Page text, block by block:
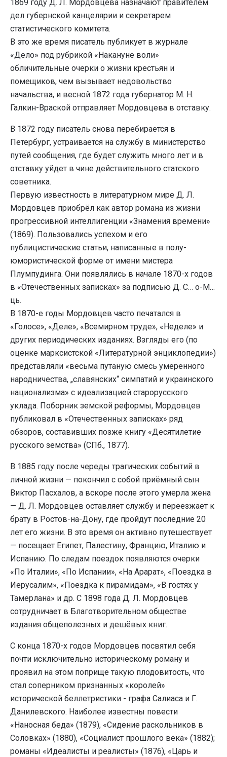
1869 году Д. Л. Мордовцева назначают правителем
дел губернской канцелярии и секретарем
статистического комитета.
В это же время писатель публикует в журнале
«Дело» под рубрикой «Накануне воли»
обличительные очерки о жизни крестьян и
помещиков, чем вызывает недовольство
начальства, и весной 1872 года губернатор М. Н.
Галкин-Враской отправляет Мордовцева в отставку.
В 1872 году писатель снова перебирается в
Петербург, устраивается на службу в министерство
путей сообщения, где будет служить много лет и в
отставку уйдет в чине действительного статского
советника.
Первую известность в литературном мире Д. Л.
Мордовцев приобрёл как автор романа из жизни
прогрессивной интеллигенции «Знамения времени»
(1869). Пользовались успехом и его
публицистические статьи, написанные в полу-
юмористической форме от имени мистера
Плумпудинга. Они появлялись в начале 1870-х годов
в «Отечественных записках» за подписью Д. С… о-М…
ць.
В 1870-е годы Мордовцев часто печатался в
«Голосе», «Деле», «Всемирном труде», «Неделе» и
других периодических изданиях. Взгляды его (по
оценке марксистской «Литературной энциклопедии»)
представляли «весьма путаную смесь умеренного
народничества, „славянских“ симпатий и украинского
национализма» с идеализацией старорусского
уклада. Поборник земской реформы, Мордовцев
публиковал в «Отечественных записках» ряд
обзоров, составивших позже книгу «Десятилетие
русского земства» (СПб., 1877).
В 1885 году после череды трагических событий в
личной жизни — покончил с собой приёмный сын
Виктор Пасхалов, а вскоре после этого умерла жена
— Д. Л. Мордовцев оставляет службу и переезжает к
брату в Ростов-на-Дону, где пройдут последние 20
лет его жизни. В это время он активно путешествует
— посещает Египет, Палестину, Францию, Италию и
Испанию. По следам поездок появляются очерки
«По Италии», «По Испании», «На Арарат», «Поездка в
Иерусалим», «Поездка к пирамидам», «В гостях у
Тамерлана» и др. С 1898 года Д. Л. Мордовцев
сотрудничает в Благотворительном обществе
издания общеполезных и дешёвых книг.
С конца 1870-х годов Мордовцев посвятил себя
почти исключительно историческому роману и
проявил на этом поприще такую плодовитость, что
стал соперником признанных «королей»
исторической беллетристики - графа Салиаса и Г.
Данилевского. Наиболее известны повести
«Наносная беда» (1879), «Сидение раскольников в
Соловках» (1880), «Социалист прошлого века» (1882);
романы «Идеалисты и реалисты» (1876), «Царь и